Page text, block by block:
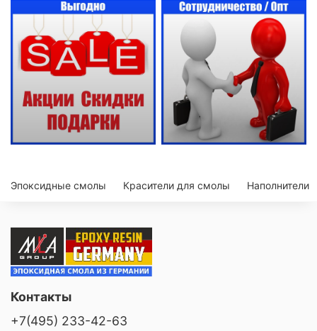
Эпоксидные смолы Красители для смолы Наполнители
Контакты
+7(495) 233-42-63